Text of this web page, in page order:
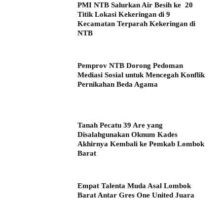
PMI NTB Salurkan Air Besih ke 20
Titik Lokasi Kekeringan di 9
Kecamatan Terparah Kekeringan di
NTB
Pemprov NTB Dorong Pedoman
Mediasi Sosial untuk Mencegah Konflik
Pernikahan Beda Agama
Tanah Pecatu 39 Are yang
Disalahgunakan Oknum Kades
Akhirnya Kembali ke Pemkab Lombok
Barat
Empat Talenta Muda Asal Lombok
Barat Antar Gres One United Juara